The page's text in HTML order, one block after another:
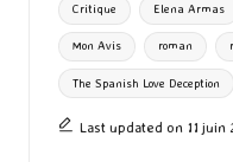
o
k
o
n
g
er
Critique Elena Armas
Mon Avis roman
The Spanish Love Deception
Last updated on 11 juin